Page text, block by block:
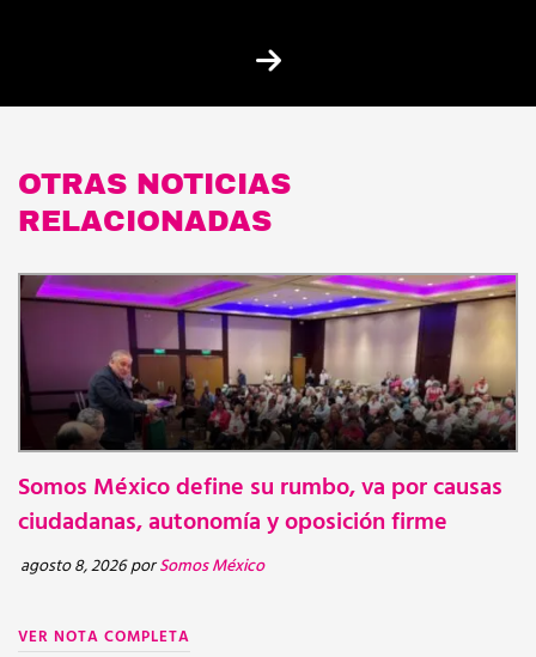
OTRAS NOTICIAS
RELACIONADAS
BOLETINES
Somos México define su rumbo, va por causas
ciudadanas, autonomía y oposición firme
agosto 8, 2026porSomos México
VER NOTA COMPLETA